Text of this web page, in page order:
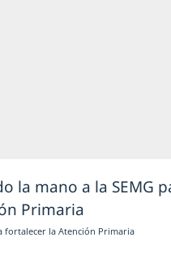
fortalecer la Atención Primaria